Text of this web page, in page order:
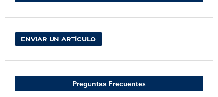
ENVIAR UN ARTÍCULO
Preguntas Frecuentes